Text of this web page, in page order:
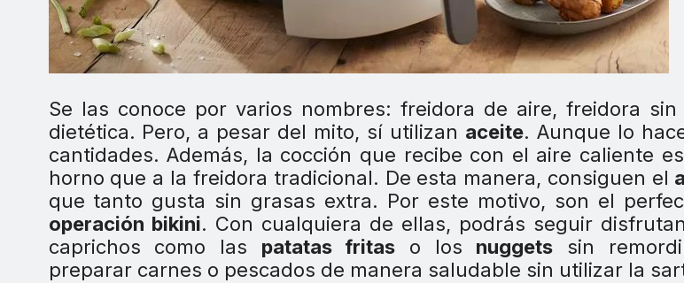
Se las conoce por varios nombres: freidora de aire, freidora
dietética. Pero, a pesar del mito, sí utilizan aceite. Aunque lo
cantidades. Además, la cocción que recibe con el aire caliente
horno que a la freidora tradicional. De esta manera, consiguen el
que tanto gusta sin grasas extra. Por este motivo, son el
operación bikini. Con cualquiera de ellas, podrás seguir
caprichos como las patatas fritas o los nuggets sin
preparar carnes o pescados de manera saludable sin utilizar la